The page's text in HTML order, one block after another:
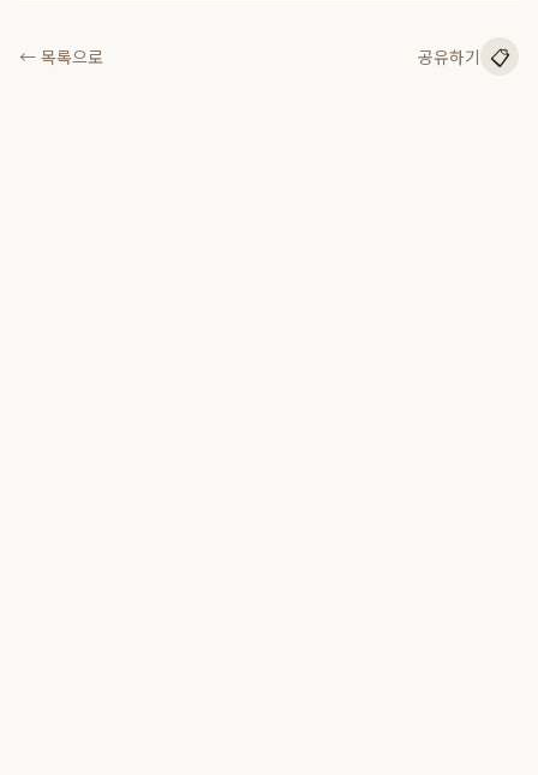
← 목록으로 공유하기 📋